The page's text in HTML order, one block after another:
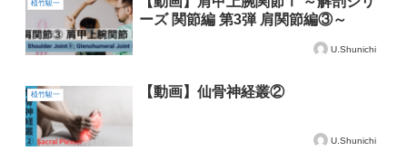
植竹駿一
ーズ 関節編 第3弾 肩関節編③～
U.Shunichi
植竹駿一 【動画】仙骨神経叢②
U.Shunichi